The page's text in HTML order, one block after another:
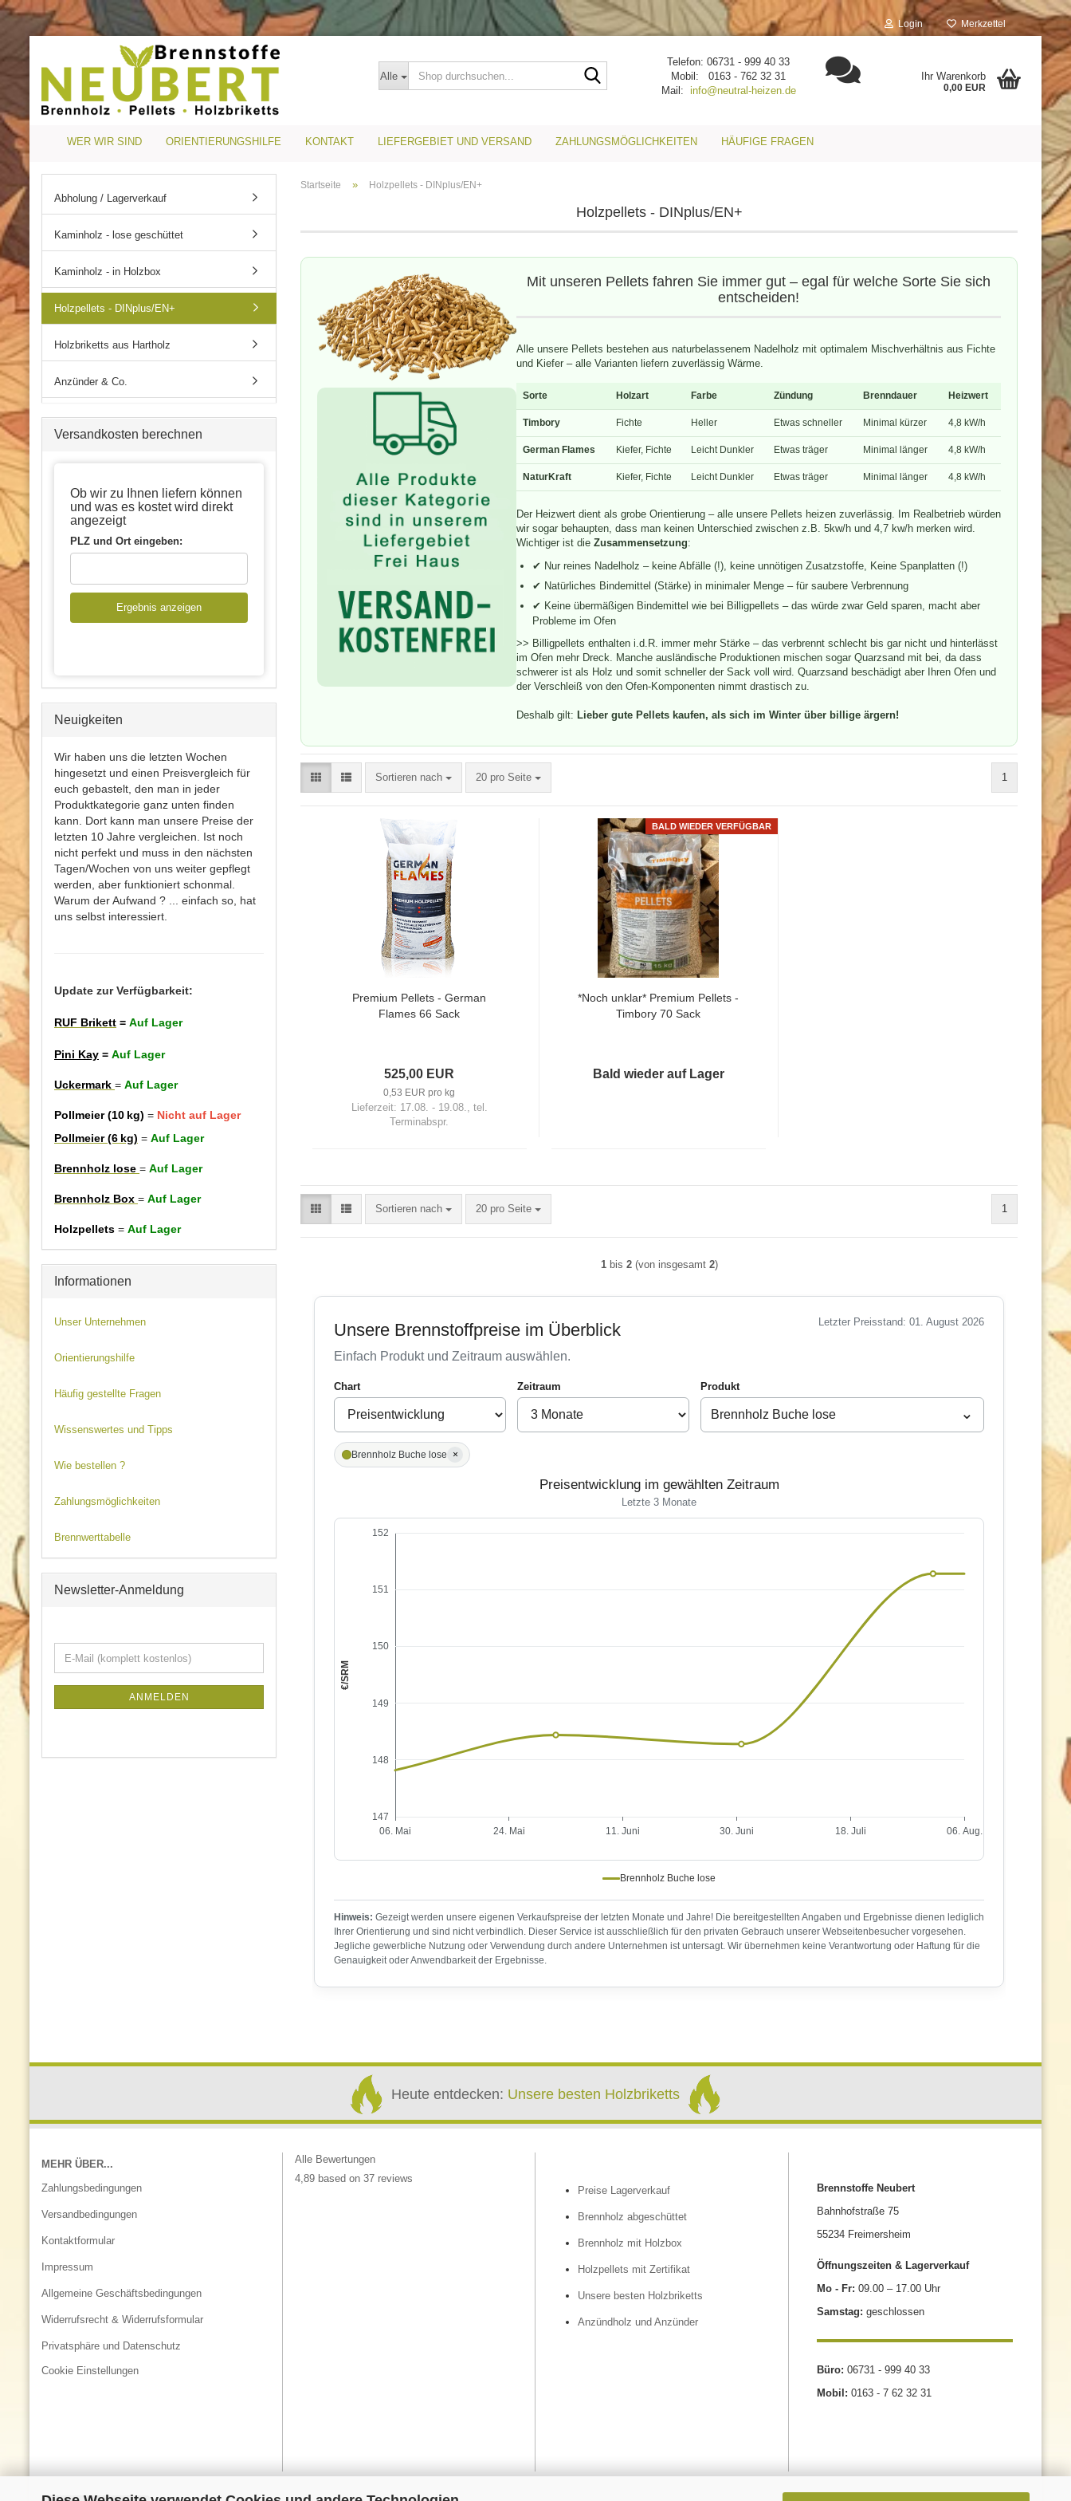
Login Merkzettel
Alle
durchsuchen...
Telefon: 06731 - 999 40 33
Mobil: 0163 - 762 32 31
Mail: info@neutral-heizen.de
Ihr Warenkorb
0,00 EUR
WER WIR SIND ORIENTIERUNGSHILFE KONTAKT LIEFERGEBIET UND VERSAND ZAHLUNGSMÖGLICHKEITEN HÄUFIGE FRAGEN
Startseite » Holzpellets - DINplus/EN+
Holzpellets - DINplus/EN+
Mit unseren Pellets fahren Sie immer gut – egal für welche Sorte Sie sich
entscheiden!
Alle unsere Pellets bestehen aus naturbelassenem Nadelholz mit optimalem Mischverhältnis aus Fichte
und Kiefer – alle Varianten liefern zuverlässig Wärme.
Sorte Holzart Farbe Zündung Brenndauer Heizwert
Timbory Fichte Heller Etwas schneller Minimal kürzer 4,8 kW/h
German Flames Kiefer, Fichte Leicht Dunkler Etwas träger Minimal länger 4,8 kW/h
NaturKraft Kiefer, Fichte Leicht Dunkler Etwas träger Minimal länger 4,8 kW/h
Der Heizwert dient als grobe Orientierung – alle unsere Pellets heizen zuverlässig. Im Realbetrieb würden
wir sogar behaupten, dass man keinen Unterschied zwischen z.B. 5kw/h und 4,7 kw/h merken wird.
Wichtiger ist die Zusammensetzung:
✔ Nur reines Nadelholz – keine Abfälle (!), keine unnötigen Zusatzstoffe, Keine Spanplatten (!)
✔ Natürliches Bindemittel (Stärke) in minimaler Menge – für saubere Verbrennung
✔ Keine übermäßigen Bindemittel wie bei Billigpellets – das würde zwar Geld sparen, macht aber
Probleme im Ofen
>> Billigpellets enthalten i.d.R. immer mehr Stärke – das verbrennt schlecht bis gar nicht und hinterlässt
im Ofen mehr Dreck. Manche ausländische Produktionen mischen sogar Quarzsand mit bei, da dass
schwerer ist als Holz und somit schneller der Sack voll wird. Quarzsand beschädigt aber Ihren Ofen und
der Verschleiß von den Ofen-Komponenten nimmt drastisch zu.
Deshalb gilt: Lieber gute Pellets kaufen, als sich im Winter über billige ärgern!
Sortieren nach
Sortieren nach 20 pro Seite
pro Seite 1
Premium Pellets - German
Flames 66 Sack
525,00 EUR
0,53 EUR pro kg
Lieferzeit: 17.08. - 19.08., tel.
Terminabspr.
BALD WIEDER VERFÜGBAR
*Noch unklar* Premium Pellets -
Timbory 70 Sack
Bald wieder auf Lager
Sortieren nach
Sortieren nach 20 pro Seite
pro Seite 1
1bis 2(von insgesamt 2)
Abholung / Lagerverkauf
Kaminholz - lose geschüttet
Kaminholz - in Holzbox
Holzpellets - DINplus/EN+
Holzbriketts aus Hartholz
Anzünder & Co.
Versandkosten berechnen
Ob wir zu Ihnen liefern können
und was es kostet wird direkt
angezeigt
PLZ und Ort eingeben:
Ergebnis anzeigen
Neuigkeiten
Wir haben uns die letzten Wochen
hingesetzt und einen Preisvergleich für
euch gebastelt, den man in jeder
Produktkategorie ganz unten finden
kann. Dort kann man unsere Preise der
letzten 10 Jahre vergleichen. Ist noch
nicht perfekt und muss in den nächsten
Tagen/Wochen von uns weiter gepflegt
werden, aber funktioniert schonmal.
Warum der Aufwand ? ... einfach so, hat
uns selbst interessiert.
Update zur Verfügbarkeit:
RUF Brikett = Auf Lager
Pini Kay = Auf Lager
Uckermark = Auf Lager
Pollmeier (10 kg) = Nicht auf Lager
Pollmeier (6 kg) = Auf Lager
Brennholz lose = Auf Lager
Brennholz Box = Auf Lager
Holzpellets = Auf Lager
Informationen
Unser Unternehmen
Orientierungshilfe
Häufig gestellte Fragen
Wissenswertes und Tipps
Wie bestellen ?
Zahlungsmöglichkeiten
Brennwerttabelle
Newsletter-Anmeldung
ZUR
E-
Mail
(komplett
ANMELDEN
Heute entdecken: Unsere besten Holzbriketts
MEHR ÜBER...
Zahlungsbedingungen
Versandbedingungen
Kontaktformular
Impressum
Allgemeine Geschäftsbedingungen
Widerrufsrecht & Widerrufsformular
Privatsphäre und Datenschutz
Cookie Einstellungen
Alle Bewertungen
4,89 based on 37 reviews
Preise Lagerverkauf
Brennholz abgeschüttet
Brennholz mit Holzbox
Holzpellets mit Zertifikat
Unsere besten Holzbriketts
Anzündholz und Anzünder
Brennstoffe Neubert
Bahnhofstraße 75
55234 Freimersheim
Öffnungszeiten & Lagerverkauf
Mo - Fr: 09.00 – 17.00 Uhr
Samstag: geschlossen
Büro: 06731 - 999 40 33
Mobil: 0163 - 7 62 32 31